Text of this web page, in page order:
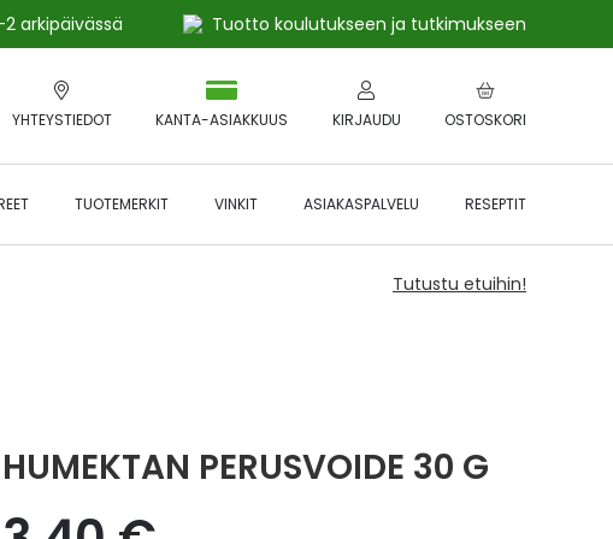
arkipäivässä
Tuotto koulutukseen ja tutkimukseen
YHTEYSTIEDOT OSTOSKORI
KANTA-ASIAKKUUS KIRJAUDU
TUOTEMERKIT VINKIT ASIAKASPALVELU RESEPTIT
Tutustu etuihin!
HUMEKTAN PERUSVOIDE 30 G